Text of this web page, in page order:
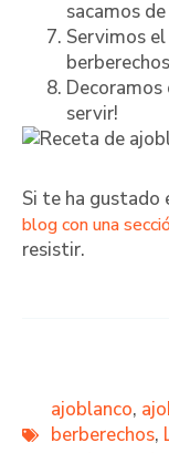
sacamos
Servimos
Decoramos
servir!
Si te ha gustado
blog con una
resistir.
ajoblanco,
berberechos,